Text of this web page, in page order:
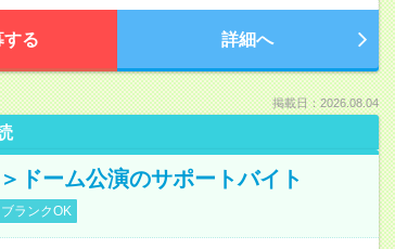
する 詳細へ
掲載日：2026.08.04
ドーム公演のサポートバイト
ブランクOK